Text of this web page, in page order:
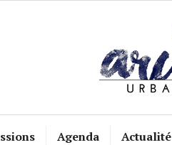
Agenda Actualité